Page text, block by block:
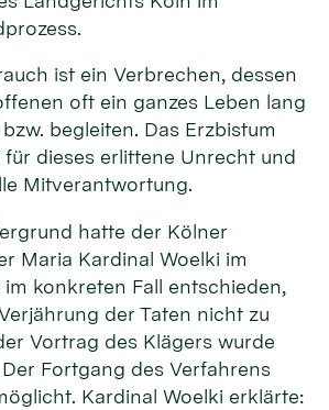
ist ein Verbrechen, dessen
oft ein ganzes Leben lang
begleiten. Das Erzbistum
dieses erlittene Unrecht und
Mitverantwortung.
hatte der Kölner
Maria Kardinal Woelki im
konkreten Fall entschieden,
der Taten nicht zu
Vortrag des Klägers wurde
Fortgang des Verfahrens
Kardinal Woelki erklärte: